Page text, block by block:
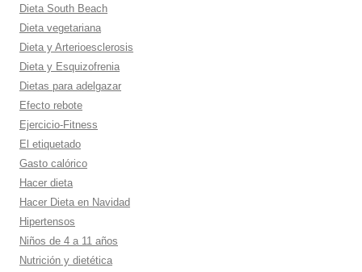
Dieta South Beach
Dieta vegetariana
Dieta y Arterioesclerosis
Dieta y Esquizofrenia
Dietas para adelgazar
Efecto rebote
Ejercicio-Fitness
El etiquetado
Gasto calórico
Hacer dieta
Hacer Dieta en Navidad
Hipertensos
Niños de 4 a 11 años
Nutrición y dietética